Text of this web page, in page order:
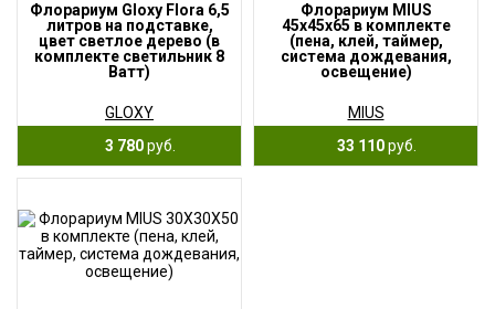
Флорариум Gloxy Flora 6,5
литров на подставке,
цвет светлое дерево (в
комплекте светильник 8
Ватт)
GLOXY
3 780руб.
Флорариум MIUS
45x45x65 в комплекте
(пена, клей, таймер,
система дождевания,
освещение)
MIUS
33 110руб.